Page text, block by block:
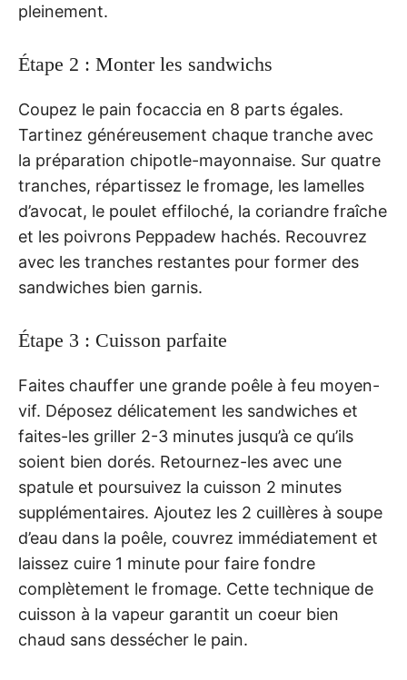
pleinement.
Étape 2 : Monter les sandwichs
Coupez le pain focaccia en 8 parts égales.
Tartinez généreusement chaque tranche avec
la préparation chipotle-mayonnaise. Sur quatre
tranches, répartissez le fromage, les lamelles
d’avocat, le poulet effiloché, la coriandre fraîche
et les poivrons Peppadew hachés. Recouvrez
avec les tranches restantes pour former des
sandwiches bien garnis.
Étape 3 : Cuisson parfaite
Faites chauffer une grande poêle à feu moyen-
vif. Déposez délicatement les sandwiches et
faites-les griller 2-3 minutes jusqu’à ce qu’ils
soient bien dorés. Retournez-les avec une
spatule et poursuivez la cuisson 2 minutes
supplémentaires. Ajoutez les 2 cuillères à soupe
d’eau dans la poêle, couvrez immédiatement et
laissez cuire 1 minute pour faire fondre
complètement le fromage. Cette technique de
cuisson à la vapeur garantit un coeur bien
chaud sans dessécher le pain.